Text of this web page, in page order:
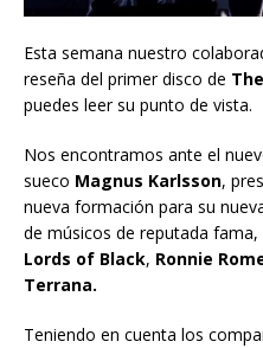
Esta semana nuestro
reseña del primer disco de
puedes leer su punto de vista.
Nos encontramos ante el
sueco Magnus Karlsson,
nueva formación para su
de músicos de reputada
Lords of Black, Ronnie
Terrana.
Teniendo en cuenta los